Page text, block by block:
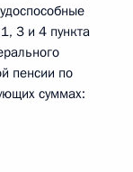
3 и 4 пункта
пенсии по
суммах: